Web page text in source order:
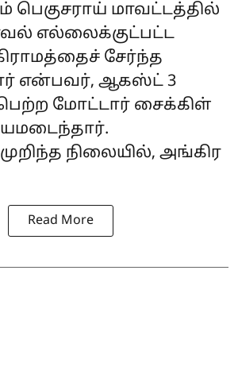
பெகுசராய் மாவட்டத்தில்
எல்லைக்குட்பட்ட
சேர்ந்த
என்பவர், ஆகஸ்ட் 3
மோட்டார் சைக்கிள்
நிலையில், அங்கிர
Read More